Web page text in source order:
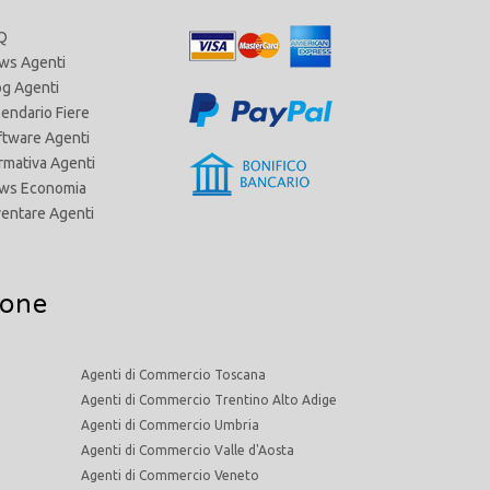
Agenti
Agenti
Fiere
Agenti
Agenti
Economia
Agenti
Agenti di Commercio Toscana
Agenti di Commercio Trentino Alto Adige
Agenti di Commercio Umbria
Agenti di Commercio Valle d'Aosta
Agenti di Commercio Veneto